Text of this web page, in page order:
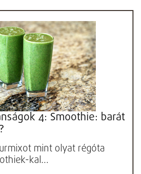
4: Smoothie: barát
mint olyat régóta
kal...